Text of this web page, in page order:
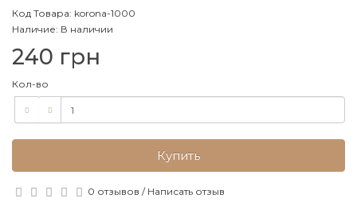
Код Товара: korona-1000
Наличие: В наличии
240 грн
Кол-во
Купить
0 отзывов / Написать отзыв